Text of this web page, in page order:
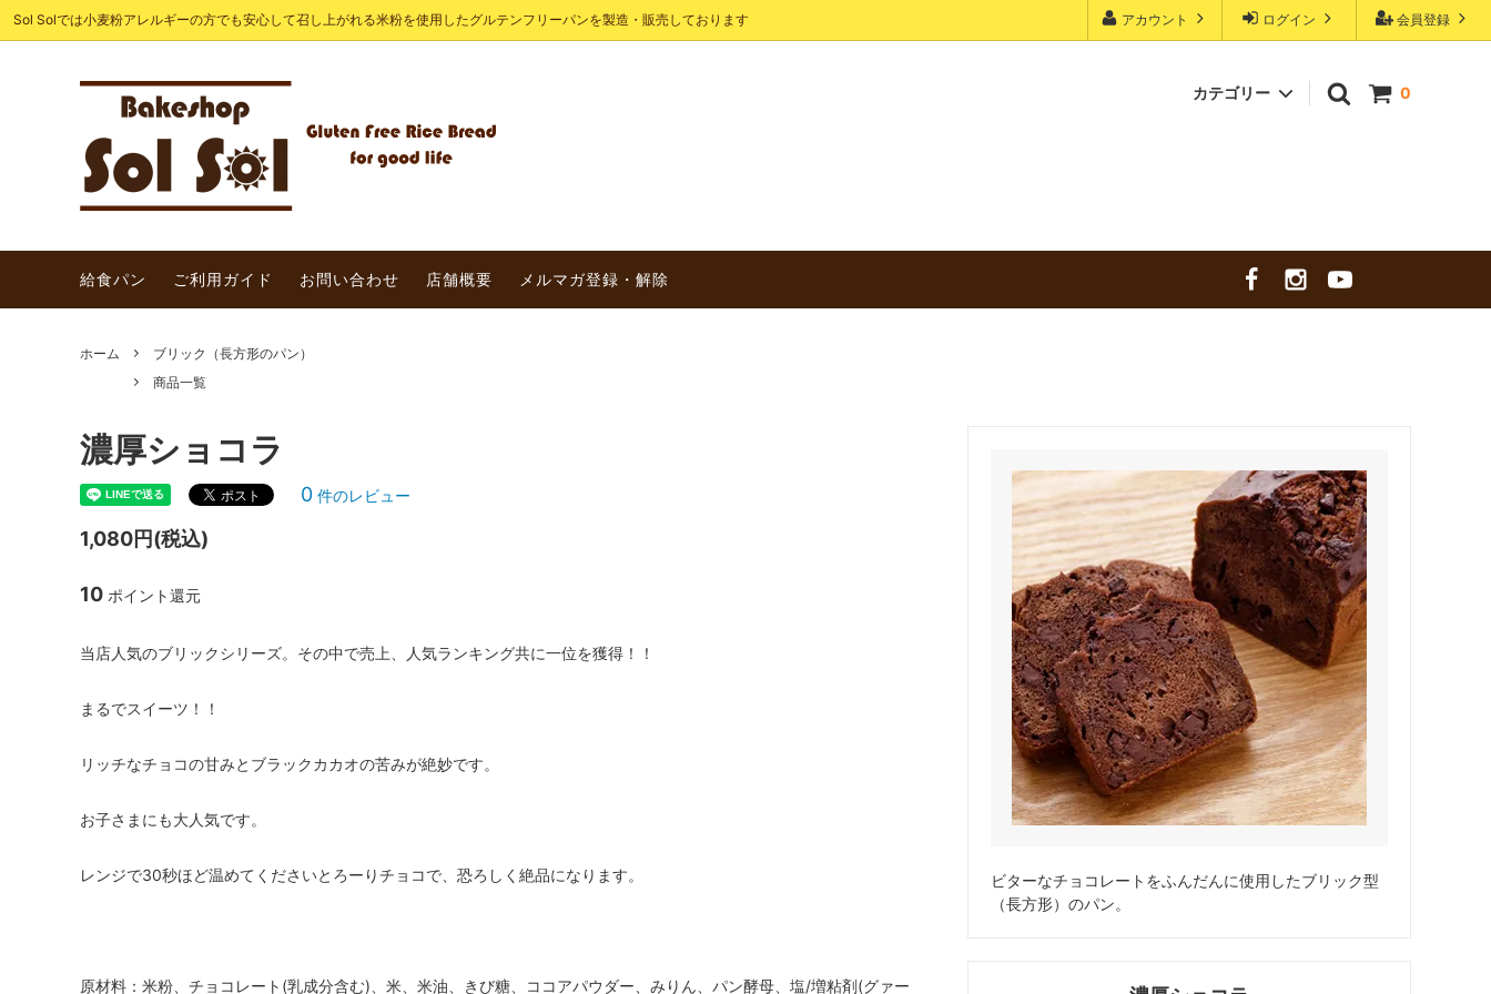
会員登録
ログイン
アカウント
Sol Solでは小麦粉アレルギーの方でも安心して召し上がれる米粉を使用したグルテンフリーパンを製造・販売しております
0
カテゴリー
SOLSOLの給食パン 期間限定パン
ライスバケット
給食パン ご利用ガイド お問い合わせ 店舗概要 メルマガ登録・解除
ホーム
ブリック（長方形のパン）
商品一覧
ビターなチョコレートをふんだんに使用したブリック型
（長方形）のパン。
濃厚ショコラ
0 件のレビュー
1,080円(税込)
10 ポイント還元
当店人気のブリックシリーズ。その中で売上、人気ランキング共に一位を獲得！！
まるでスイーツ！！
リッチなチョコの甘みとブラックカカオの苦みが絶妙です。
お子さまにも大人気です。
レンジで30秒ほど温めてくださいとろーりチョコで、恐ろしく絶品になります。
原材料：米粉、チョコレート(乳成分含む)、米、米油、きび糖、ココアパウダー、みりん、パン酵母、塩/増粘剤(グァー